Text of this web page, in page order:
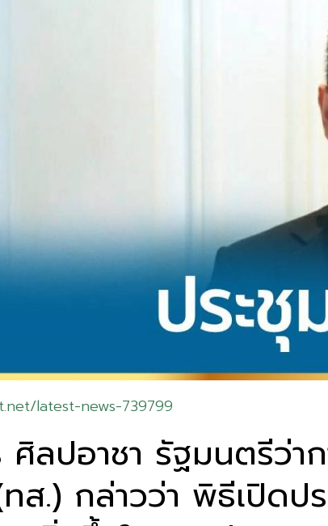
latest-news-739799
ศิลปอาชา รัฐมนตรีว่า
ส.) กล่าวว่า พิธีเปิด